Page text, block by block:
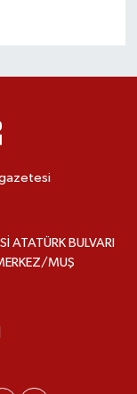
ATATÜRK BULVARI
MUŞ